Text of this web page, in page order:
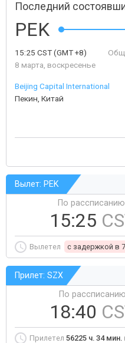
Последний
PEK
15:25 CST(GMT +8)
8 марта, воскресенье
Beijing Capital International
Пекин, Китай
Вылет: PEK
По
15:25
Вылетел c задержкой в
Прилет: SZX
По рассписанию
18:40
Прилетел 56225 ч. 34 мин.